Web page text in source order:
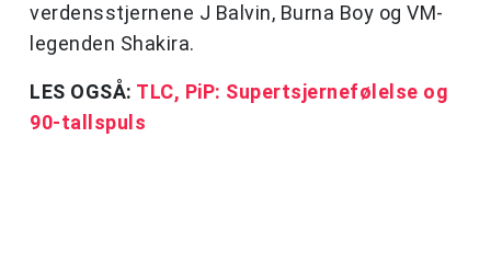
verdensstjernene J Balvin, Burna Boy og VM-
legenden Shakira.
LES OGSÅ: TLC, PiP: Supertsjernefølelse og
90-tallspuls